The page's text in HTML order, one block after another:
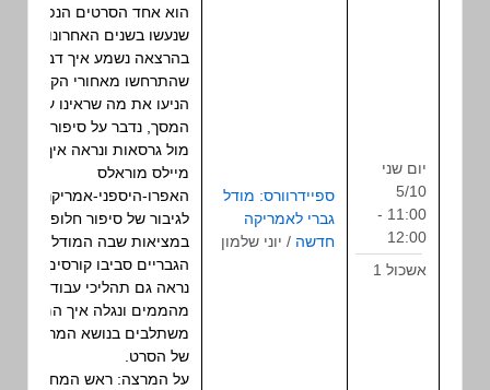
ספיידרוורס: מודל
גברי לאמריקה
חדשה
/ יוני שלמון
הוא אחד הסרטים הנפלאים
שנעשו בשנים האחרונות.
בהרצאה נשמע איך דברים
שהתרחשו מאחורי הקלעים
הניעו את מה שראינו על
המסך, נדבר על סיפור מקור
מול גרסאות ונראה איך הפך
מיילס מוראלס
האפרו-היספני-אמריקני
לגיבור של סיפור חלופי
במציאות שבה המודלים
הגבריים סביבו קורסים.
נראה גם תהליכי עבודה
מהממים ונגלה איך הם
משתלבים בנושא המרכזי
של הסרט.
על המרצה: ראש המחלקה